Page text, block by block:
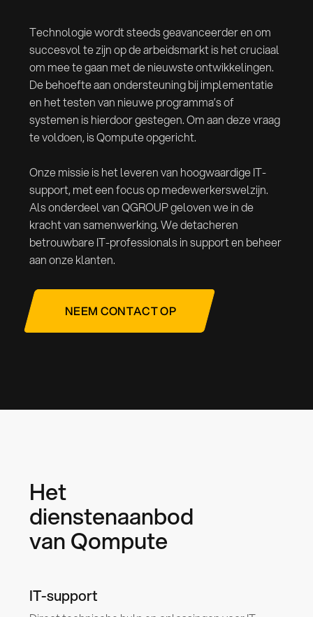
Technologie wordt steeds geavanceerder en om
succesvol te zijn op de arbeidsmarkt is het cruciaal
om mee te gaan met de nieuwste ontwikkelingen.
De behoefte aan ondersteuning bij implementatie
en het testen van nieuwe programma’s of
systemen is hierdoor gestegen. Om aan deze vraag
te voldoen, is Qompute opgericht.
Onze missie is het leveren van hoogwaardige IT-
support, met een focus op medewerkerswelzijn.
Als onderdeel van QGROUP geloven we in de
kracht van samenwerking. We detacheren
betrouwbare IT-professionals in support en beheer
aan onze klanten.
NEEM CONTACT OP
Het
dienstenaanbod
van Qompute
IT-support